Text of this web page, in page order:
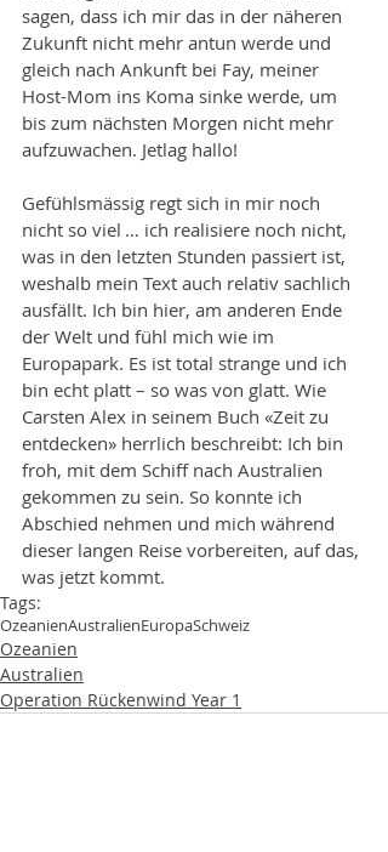
sagen, dass ich mir das in der näheren
Zukunft nicht mehr antun werde und
gleich nach Ankunft bei Fay, meiner
Host-Mom ins Koma sinke werde, um
bis zum nächsten Morgen nicht mehr
aufzuwachen. Jetlag hallo!
Gefühlsmässig regt sich in mir noch
nicht so viel … ich realisiere noch nicht,
was in den letzten Stunden passiert ist,
weshalb mein Text auch relativ sachlich
ausfällt. Ich bin hier, am anderen Ende
der Welt und fühl mich wie im
Europapark. Es ist total strange und ich
bin echt platt – so was von glatt. Wie
Carsten Alex in seinem Buch «Zeit zu
entdecken» herrlich beschreibt: Ich bin
froh, mit dem Schiff nach Australien
gekommen zu sein. So konnte ich
Abschied nehmen und mich während
dieser langen Reise vorbereiten, auf das,
was jetzt kommt.
Tags:
OzeanienAustralienEuropaSchweiz
Ozeanien
Australien
Operation Rückenwind Year 1